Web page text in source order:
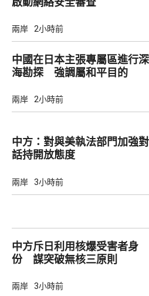
兩岸 2小時前
中國在日本主張專屬區進行深
海勘探 強調屬和平目的
兩岸 2小時前
中方：對與美執法部門加強對
話持開放態度
兩岸 3小時前
中方斥日利用核爆受害者身
份 謀突破無核三原則
兩岸 3小時前